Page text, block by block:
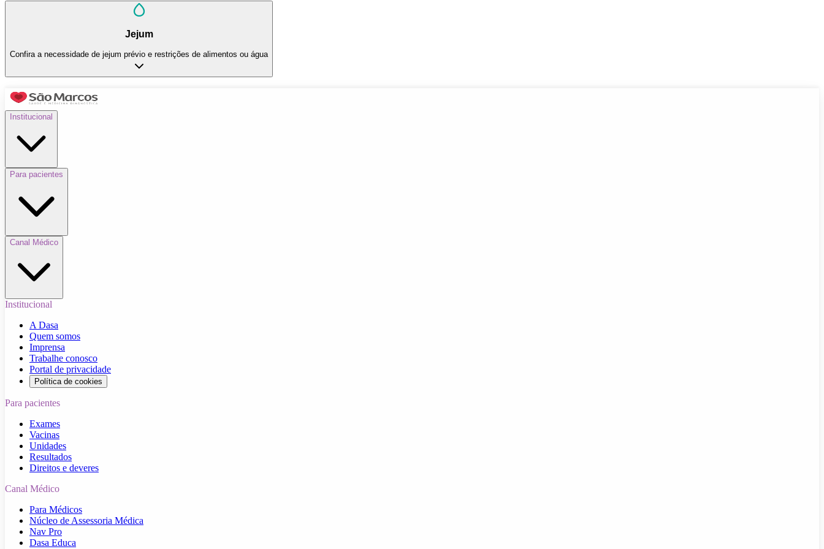
Jejum
Confira a necessidade de jejum prévio e restrições de alimentos ou água
Institucional
Para pacientes
Canal Médico
Institucional
A Dasa
Quem somos
Imprensa
Trabalhe conosco
Portal de privacidade
Política de cookies
Para pacientes
Exames
Vacinas
Unidades
Resultados
Direitos e deveres
Canal Médico
Para Médicos
Núcleo de Assessoria Médica
Nav Pro
Dasa Educa